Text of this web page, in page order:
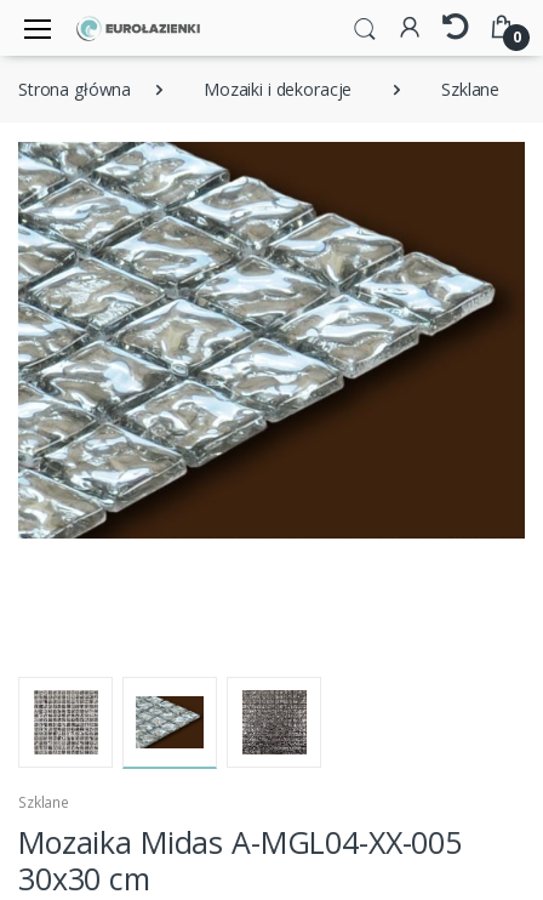
0
Strona główna Mozaiki i dekoracje Szklane
Szklane
Mozaika Midas A-MGL04-XX-005
30x30 cm